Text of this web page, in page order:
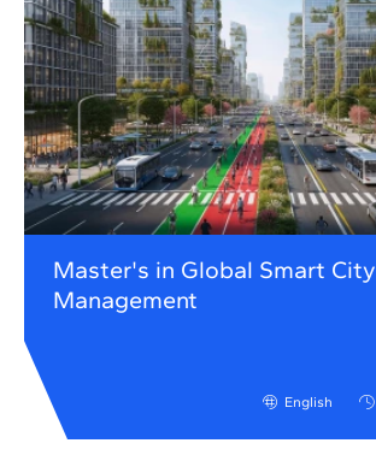
Master's in Global Smart City
Management
English